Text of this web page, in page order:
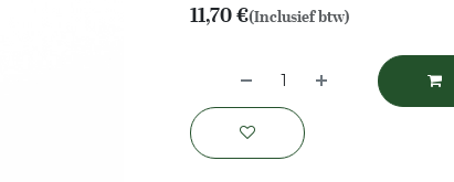
11,70€(Inclusief btw)